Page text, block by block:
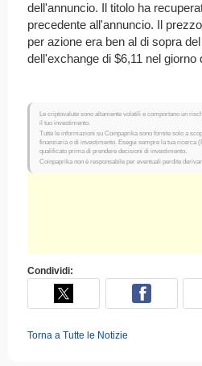
dell'annuncio. Il titolo ha
precedente all'annuncio. Il
per azione era ben al di sopra
dell'exchange di $6,11 nel giorno
Le criptovalute sono altamente volatili e comportano un
il tuo investimento.
Tutte le informazioni su Coinpaprika sono fornite solo a
finanziaria o di investimento. Esegui sempre la tua ricerca
qualificato prima di prendere decisioni di investimento.
Coinpaprika non è responsabile per eventuali perdite
Condividi:
Torna a Tutte le Notizie